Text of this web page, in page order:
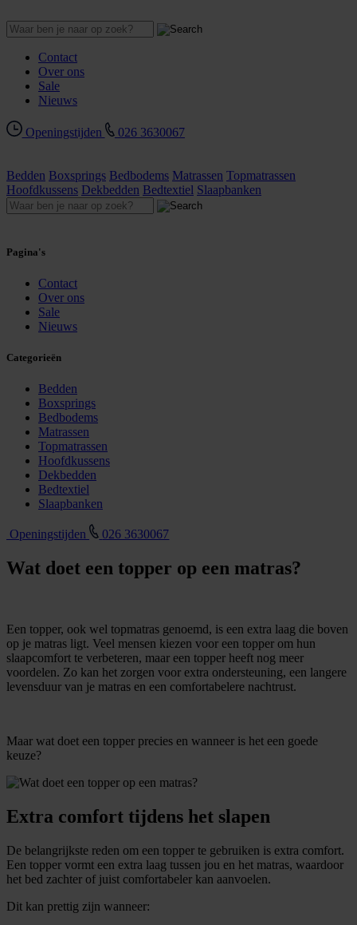
Contact
Over ons
Sale
Nieuws
Openingstijden 026 3630067
Bedden Boxsprings Bedbodems Matrassen Topmatrassen
Hoofdkussens Dekbedden Bedtextiel Slaapbanken
Pagina's
Contact
Over ons
Sale
Nieuws
Categorieën
Bedden
Boxsprings
Bedbodems
Matrassen
Topmatrassen
Hoofdkussens
Dekbedden
Bedtextiel
Slaapbanken
Openingstijden 026 3630067
Wat doet een topper op een matras?
Een topper, ook wel topmatras genoemd, is een extra laag die boven
op je matras ligt. Veel mensen kiezen voor een topper om hun
slaapcomfort te verbeteren, maar een topper heeft nog meer
voordelen. Zo kan het zorgen voor extra ondersteuning, een langere
levensduur van je matras en een comfortabelere nachtrust.
Maar wat doet een topper precies en wanneer is het een goede
keuze?
Extra comfort tijdens het slapen
De belangrijkste reden om een topper te gebruiken is extra comfort.
Een topper vormt een extra laag tussen jou en het matras, waardoor
het bed zachter of juist comfortabeler kan aanvoelen.
Dit kan prettig zijn wanneer: